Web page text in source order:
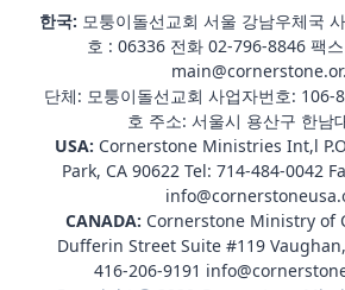
한국: 모퉁이돌선교회 서울 강남우체국
호 : 06336 전화 02-796-8846 팩
단체: 모퉁이돌선교회 사업자번호: 106-
호 주소: 서울시 용산구 한남
USA: Cornerstone Ministries Int,l
Park, CA 90622 Tel: 714-484-0042
CANADA: Cornerstone Ministry of
Dufferin Street Suite #119 Vaughan,
416-206-9191